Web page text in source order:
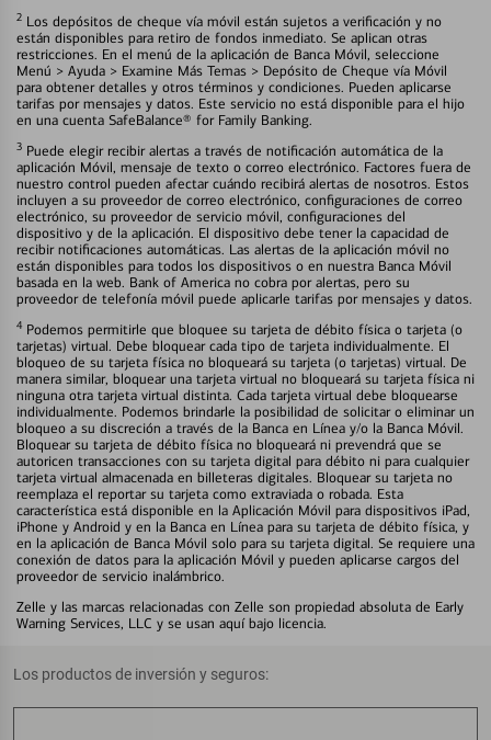
2 Los depósitos de cheque vía móvil están sujetos a verificación y no
están disponibles para retiro de fondos inmediato. Se aplican otras
restricciones. En el menú de la aplicación de Banca Móvil, seleccione
Menú > Ayuda > Examine Más Temas > Depósito de Cheque vía Móvil
para obtener detalles y otros términos y condiciones. Pueden aplicarse
tarifas por mensajes y datos. Este servicio no está disponible para el hijo
en una cuenta SafeBalance® for Family Banking.
3 Puede elegir recibir alertas a través de notificación automática de la
aplicación Móvil, mensaje de texto o correo electrónico. Factores fuera de
nuestro control pueden afectar cuándo recibirá alertas de nosotros. Estos
incluyen a su proveedor de correo electrónico, configuraciones de correo
electrónico, su proveedor de servicio móvil, configuraciones del
dispositivo y de la aplicación. El dispositivo debe tener la capacidad de
recibir notificaciones automáticas. Las alertas de la aplicación móvil no
están disponibles para todos los dispositivos o en nuestra Banca Móvil
basada en la web. Bank of America no cobra por alertas, pero su
proveedor de telefonía móvil puede aplicarle tarifas por mensajes y datos.
4 Podemos permitirle que bloquee su tarjeta de débito física o tarjeta (o
tarjetas) virtual. Debe bloquear cada tipo de tarjeta individualmente. El
bloqueo de su tarjeta física no bloqueará su tarjeta (o tarjetas) virtual. De
manera similar, bloquear una tarjeta virtual no bloqueará su tarjeta física ni
ninguna otra tarjeta virtual distinta. Cada tarjeta virtual debe bloquearse
individualmente. Podemos brindarle la posibilidad de solicitar o eliminar un
bloqueo a su discreción a través de la Banca en Línea y/o la Banca Móvil.
Bloquear su tarjeta de débito física no bloqueará ni prevendrá que se
autoricen transacciones con su tarjeta digital para débito ni para cualquier
tarjeta virtual almacenada en billeteras digitales. Bloquear su tarjeta no
reemplaza el reportar su tarjeta como extraviada o robada. Esta
característica está disponible en la Aplicación Móvil para dispositivos iPad,
iPhone y Android y en la Banca en Línea para su tarjeta de débito física, y
en la aplicación de Banca Móvil solo para su tarjeta digital. Se requiere una
conexión de datos para la aplicación Móvil y pueden aplicarse cargos del
proveedor de servicio inalámbrico.
Zelle y las marcas relacionadas con Zelle son propiedad absoluta de Early
Warning Services, LLC y se usan aquí bajo licencia.
Los productos de inversión y seguros: